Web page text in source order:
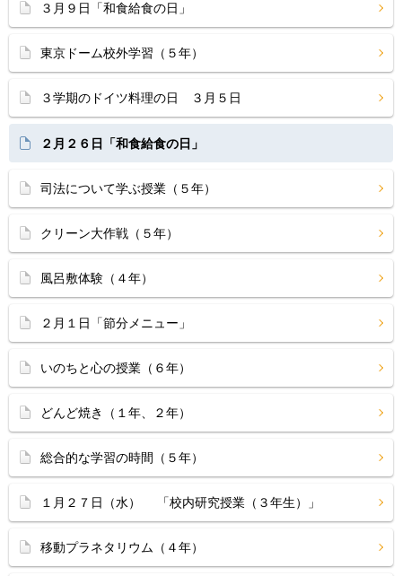
３月９日「和食給食の日」
東京ドーム校外学習（５年）
３学期のドイツ料理の日 ３月５日
２月２６日「和食給食の日」
司法について学ぶ授業（５年）
クリーン大作戦（５年）
風呂敷体験（４年）
２月１日「節分メニュー」
いのちと心の授業（６年）
どんど焼き（１年、２年）
総合的な学習の時間（５年）
１月２７日（水） 「校内研究授業（３年生）」
移動プラネタリウム（４年）